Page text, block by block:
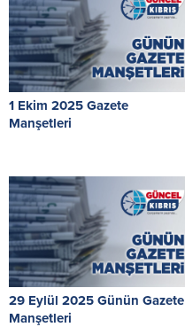
1 Ekim 2025 Gazete
Manşetleri
29 Eylül 2025 Günün Gazete
Manşetleri